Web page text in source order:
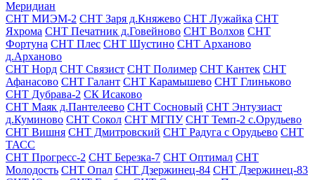
Меридиан
СНТ МИЭМ-2 СНТ Заря д.Княжево СНТ Лужайка СНТ
Яхрома СНТ Печатник д.Говейново СНТ Волхов СНТ
Фортуна СНТ Плес СНТ Шустино СНТ Арханово
д.Арханово
СНТ Норд СНТ Связист СНТ Полимер СНТ Кантек СНТ
Афанасово СНТ Галант СНТ Карамышево СНТ Глиньково
СНТ Дубрава-2 СК Исаково
СНТ Маяк д.Пантелеево СНТ Сосновый СНТ Энтузиаст
д.Куминово СНТ Сокол СНТ МГПУ СНТ Темп-2 с.Орудьево
СНТ Вишня СНТ Дмитровский СНТ Радуга с Орудьево СНТ
ТАСС
СНТ Прогресс-2 СНТ Березка-7 СНТ Оптимал СНТ
Молодость СНТ Опал СНТ Дзержинец-84 СНТ Дзержинец-83